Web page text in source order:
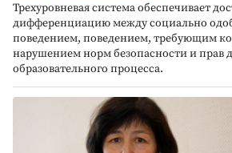
Трехуровневая система обеспечивает
дифференциацию между социально
поведением, поведением, требующим
нарушением норм безопасности и прав
образовательного процесса.